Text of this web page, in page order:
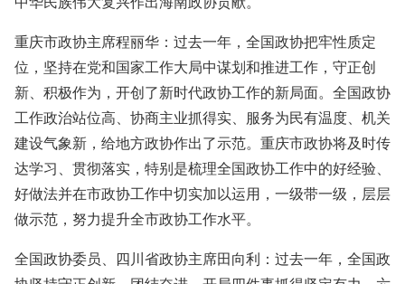
重庆市政协主席程丽华：过去一年，全国政协把牢性质定
位，坚持在党和国家工作大局中谋划和推进工作，守正创
新、积极作为，开创了新时代政协工作的新局面。全国政协
工作政治站位高、协商主业抓得实、服务为民有温度、机关
建设气象新，给地方政协作出了示范。重庆市政协将及时传
达学习、贯彻落实，特别是梳理全国政协工作中的好经验、
好做法并在市政协工作中切实加以运用，一级带一级，层层
做示范，努力提升全市政协工作水平。
全国政协委员、四川省政协主席田向利：过去一年，全国政